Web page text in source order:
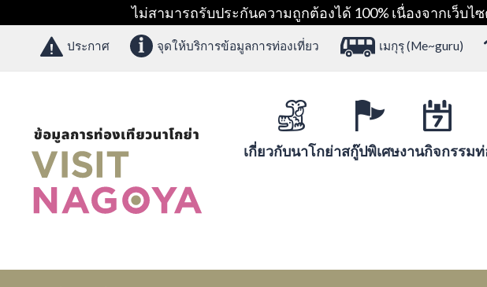
ไม่สามารถรับประกันความถูกต้องได้ 100% เนื่องจากเว็บ
ประกาศ จุดให้บริการข้อมูลการท่องเที่ยว เมกุรุ (Me~guru)
เกี่ยวกับนาโกย่าสกู๊ปพิเศษงานกิจกรรมท่